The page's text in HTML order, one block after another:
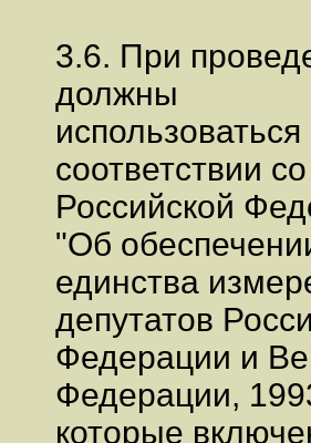
3.6. При
должны
соответствии
Российской
"Об
единства
депутатов
Федерации и
Федерации,
которые